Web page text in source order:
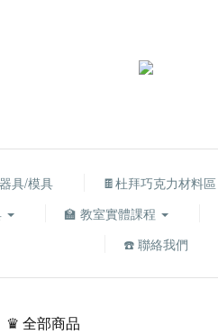
具/模具 🍫杜拜巧克力材料區
🏫 教室實體課程
☎️ 聯絡我們
♛ 全部商品